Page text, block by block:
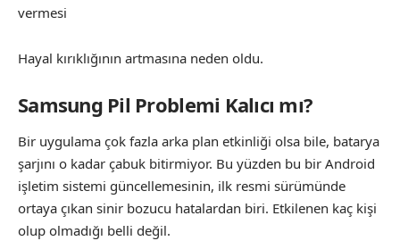
vermesi
Hayal kırıklığının artmasına neden oldu.
Samsung Pil Problemi Kalıcı mı?
Bir uygulama çok fazla arka plan etkinliği olsa bile, batarya
şarjını o kadar çabuk bitirmiyor. Bu yüzden bu bir Android
işletim sistemi güncellemesinin, ilk resmi sürümünde
ortaya çıkan sinir bozucu hatalardan biri. Etkilenen kaç kişi
olup olmadığı belli değil.